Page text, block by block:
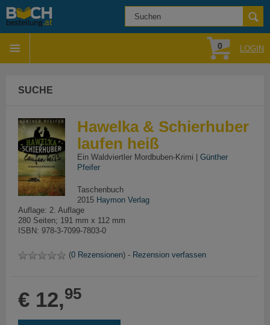
0 LOGIN
SUCHE
Hawelka & Schierhuber
laufen heiß
Ein Waldviertler Mordbuben-Krimi | Günther
Pfeifer
Taschenbuch
2015 Haymon Verlag
Auflage: 2. Auflage
280 Seiten; 191 mm x 112 mm
ISBN: 978-3-7099-7803-0
(0 Rezensionen) - Rezension verfassen
€ 12,95